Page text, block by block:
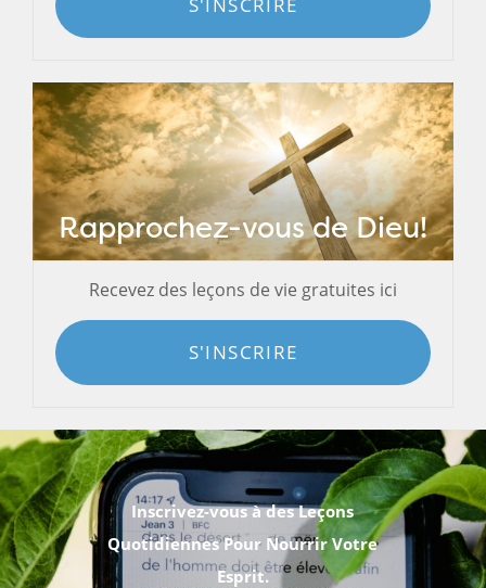
S'INSCRIRE
Rapprochez-vous de Dieu!
Recevez des leçons de vie gratuites ici
S'INSCRIRE
Inscrivez-vous à des Leçons
Quotidiennes Pour Nourrir Votre
Esprit.